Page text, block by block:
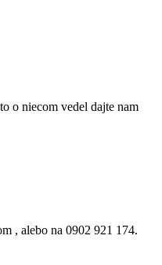
o niecom vedel dajte nam
, alebo na 0902 921 174.